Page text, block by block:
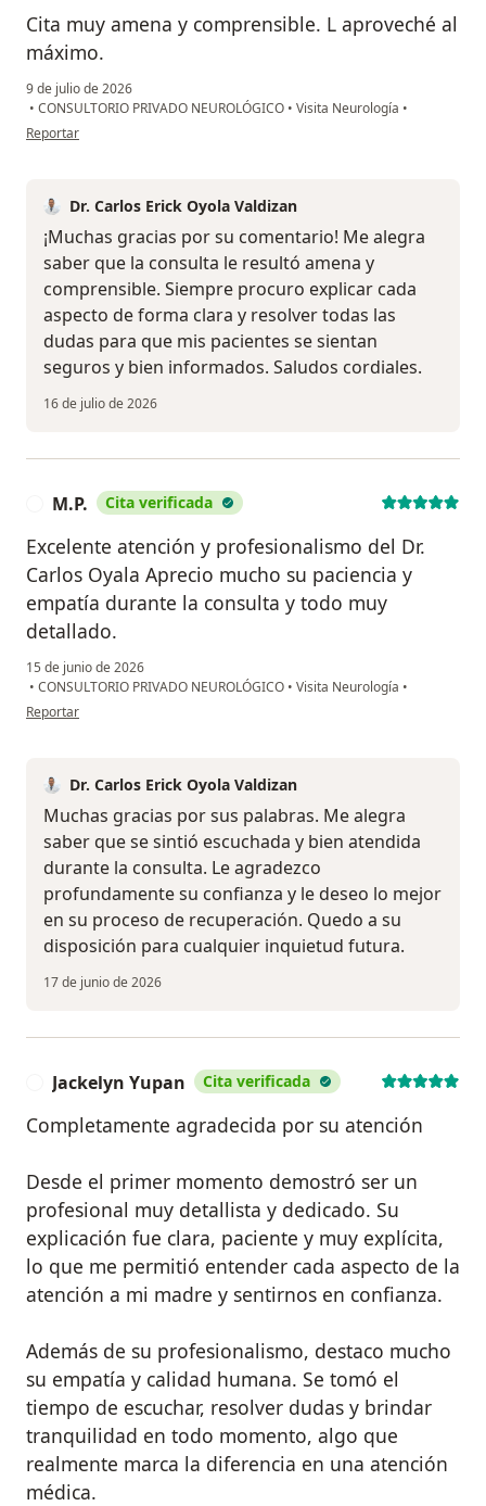
Cita muy amena y comprensible. L aproveché al
máximo.
9 de julio de 2026
• CONSULTORIO PRIVADO NEUROLÓGICO • Visita Neurología •
en opinión del usuario Gianella
Reportar
Dr. Carlos Erick Oyola Valdizan
¡Muchas gracias por su comentario! Me alegra
saber que la consulta le resultó amena y
comprensible. Siempre procuro explicar cada
aspecto de forma clara y resolver todas las
dudas para que mis pacientes se sientan
seguros y bien informados. Saludos cordiales.
16 de julio de 2026
M.P. Cita verificada
Excelente atención y profesionalismo del Dr.
Carlos Oyala Aprecio mucho su paciencia y
empatía durante la consulta y todo muy
detallado.
15 de junio de 2026
• CONSULTORIO PRIVADO NEUROLÓGICO • Visita Neurología •
en opinión del usuario M.P.
Reportar
Dr. Carlos Erick Oyola Valdizan
Muchas gracias por sus palabras. Me alegra
saber que se sintió escuchada y bien atendida
durante la consulta. Le agradezco
profundamente su confianza y le deseo lo mejor
en su proceso de recuperación. Quedo a su
disposición para cualquier inquietud futura.
17 de junio de 2026
Jackelyn Yupan Cita verificada
Completamente agradecida por su atención
Desde el primer momento demostró ser un
profesional muy detallista y dedicado. Su
explicación fue clara, paciente y muy explícita,
lo que me permitió entender cada aspecto de la
atención a mi madre y sentirnos en confianza.
Además de su profesionalismo, destaco mucho
su empatía y calidad humana. Se tomó el
tiempo de escuchar, resolver dudas y brindar
tranquilidad en todo momento, algo que
realmente marca la diferencia en una atención
médica.